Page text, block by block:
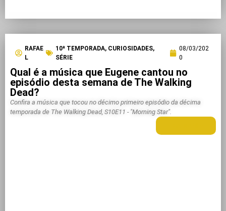
RAFAE
L
10ª TEMPORADA, CURIOSIDADES,
SÉRIE
08/03/202
0
Qual é a música que Eugene cantou no
episódio desta semana de The Walking
Dead?
Confira a música que tocou no décimo primeiro episódio da décima
temporada de The Walking Dead, S10E11 - "Morning Star".